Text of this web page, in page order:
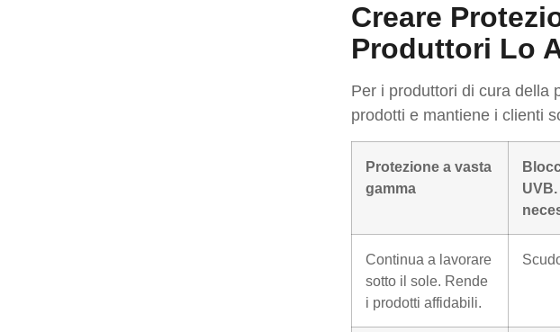
Creare
Produttori Lo
Per i produttori di cura della
prodotti e mantiene i clienti
Protezione a vasta
gamma
Continua a lavorare
sotto il sole. Rende
i prodotti affidabili.